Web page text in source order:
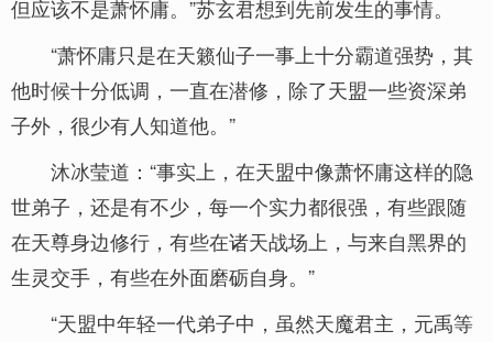
但应该不是萧怀庸。”苏玄君想到先前发生的事情。
“萧怀庸只是在天籁仙子一事上十分霸道强势，其
他时候十分低调，一直在潜修，除了天盟一些资深弟
子外，很少有人知道他。”
沐冰莹道：“事实上，在天盟中像萧怀庸这样的隐
世弟子，还是有不少，每一个实力都很强，有些跟随
在天尊身边修行，有些在诸天战场上，与来自黑界的
生灵交手，有些在外面磨砺自身。”
“天盟中年轻一代弟子中，虽然天魔君主，元禹等